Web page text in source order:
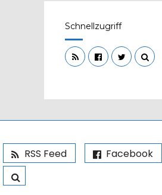
Schnellzugriff
RSS Feed Facebook